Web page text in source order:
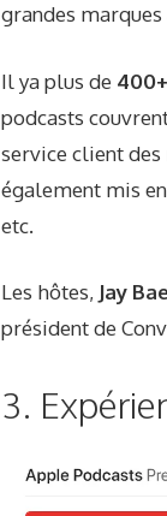
grandes
Il ya plus de
podcasts
service client
également mis
etc.
Les hôtes, Jay
président de
3.